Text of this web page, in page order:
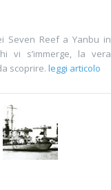
Seven Reef a Yanbu in
vi s’immerge, la vera
scoprire. leggi articolo